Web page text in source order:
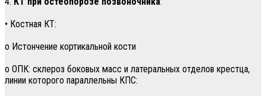
• Костная КТ:
о Истончение кортикальной кости
о ОПК: склероз боковых масс и латеральных отделов крестца,
линии которого параллельны КПС: